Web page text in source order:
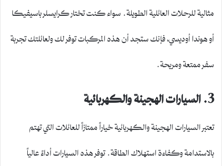
مثالية للرحلات العائلية الطويلة. سواء كنت تختار كرايسلر باسيفيكا
أو هوندا أوديسي، فإنك ستجد أن هذه المركبات توفر لك ولعائلتك تجربة
سفر ممتعة ومريحة.
3. السيارات الهجينة والكهربائية
تعتبر السيارات الهجينة والكهربائية خياراً ممتازاً للعائلات التي تهتم
بالاستدامة وكفاءة استهلاك الطاقة. توفر هذه السيارات أداءً عالياً